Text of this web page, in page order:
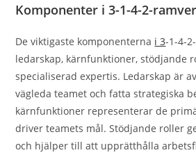
Komponenter i 3-1-4-2-
De viktigaste komponenterna i 3-1-4-
ledarskap, kärnfunktioner, stödjande
specialiserad expertis. Ledarskap är
vägleda teamet och fatta strategiska
kärnfunktioner representerar de
driver teamets mål. Stödjande roller
och hjälper till att upprätthålla